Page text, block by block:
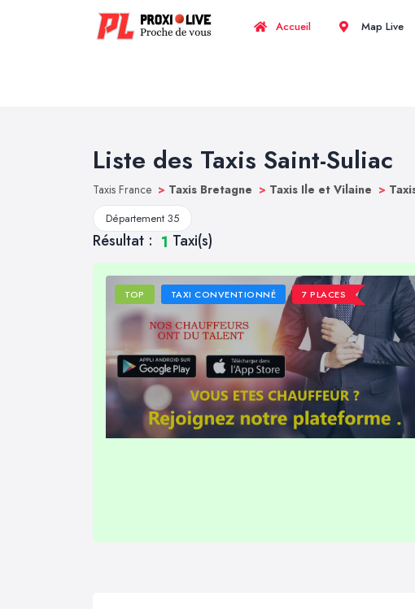
Accueil Map Live
Liste des Taxis Saint-Suliac
Taxis France > Taxis Bretagne > Taxis Ile et Vilaine >
Département 35
Résultat : 1 Taxi(s)
TOP TAXI CONVENTIONNÉ 7 PLACES